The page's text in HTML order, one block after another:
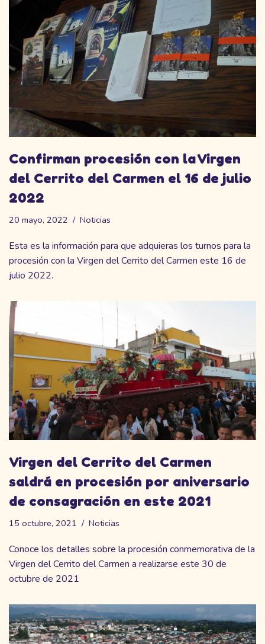
Confirman procesión con la Virgen
del Cerrito del Carmen el 16 de julio
2022
20 mayo, 2022 Noticias
Esta es la información para que adquieras los turnos para la
procesión con la Virgen del Cerrito del Carmen este 16 de
julio 2022.
Virgen del Cerrito del Carmen
saldrá en procesión por aniversario
de consagración en este 2021
15 octubre, 2021 Noticias
Conoce los detalles sobre la procesión conmemorativa de la
Virgen del Cerrito del Carmen a realizarse este 30 de
octubre de 2021